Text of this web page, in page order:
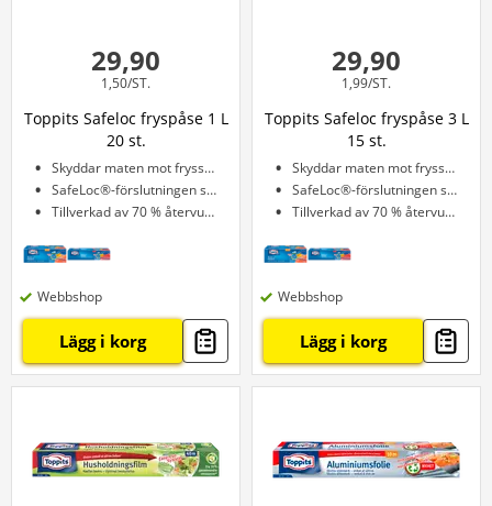
29,90
1,50/ST.
Toppits Safeloc fryspåse 1 L
20 st.
Skyddar maten mot frysskador i frysen
SafeLoc®-förslutningen stängs enkelt och säkert
Tillverkad av 70 % återvunna resurser
Webbshop
Lägg i korg
29,90
1,99/ST.
Toppits Safeloc fryspåse 3 L
15 st.
Skyddar maten mot frysskador i frysen
SafeLoc®-förslutningen stängs enkelt och säkert
Tillverkad av 70 % återvunnen resurs
Webbshop
Lägg i korg